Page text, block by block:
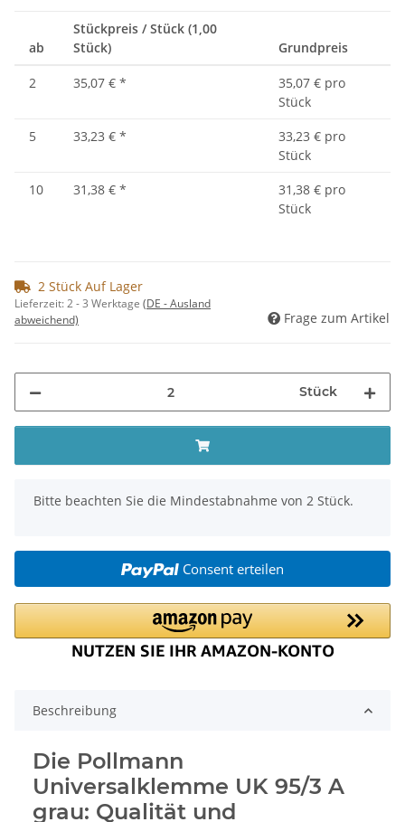
ab
Stückpreis / Stück (1,00
Stück)
Grundpreis
2 35,07 € *
35,07 € pro
Stück
5
33,23 € *
33,23 € pro
Stück
10
31,38 € *
31,38 € pro
Stück
2 Stück Auf Lager
Lieferzeit:2 - 3 Werktage (DE - Ausland
abweichend)
Frage zum Artikel
Stück
x
Bitte beachten Sie die Mindestabnahme von 2 Stück.
Consent erteilen
Beschreibung
Die Pollmann
Universalklemme UK 95/3 A
grau: Qualität und